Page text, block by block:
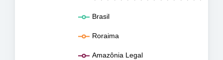
Brasil
Roraima
Amazônia Legal